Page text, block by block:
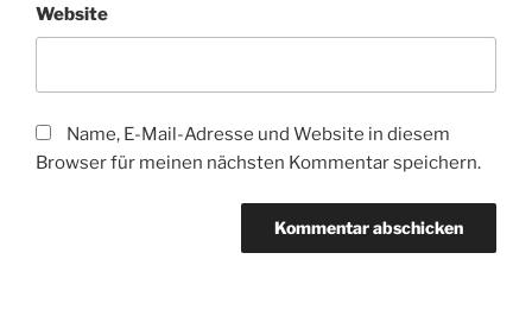
Website
Name, E-Mail-Adresse und Website in diesem
Browser für meinen nächsten Kommentar speichern.